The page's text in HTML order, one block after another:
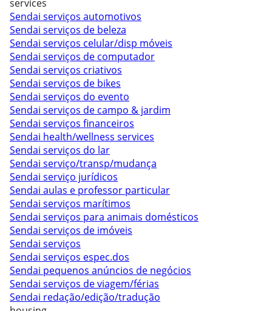
services
Sendai serviços automotivos
Sendai serviços de beleza
Sendai serviços celular/disp móveis
Sendai serviços de computador
Sendai serviços criativos
Sendai serviços de bikes
Sendai serviços do evento
Sendai serviços de campo & jardim
Sendai serviços financeiros
Sendai health/wellness services
Sendai serviços do lar
Sendai serviço/transp/mudança
Sendai serviço jurídicos
Sendai aulas e professor particular
Sendai serviços marítimos
Sendai serviços para animais domésticos
Sendai serviços de imóveis
Sendai serviços
Sendai serviços espec.dos
Sendai pequenos anúncios de negócios
Sendai serviços de viagem/férias
Sendai redação/edição/tradução